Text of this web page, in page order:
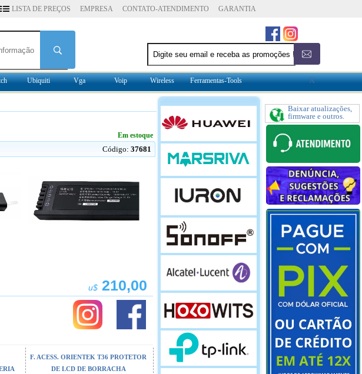
LISTA DE PREÇOS EMPRESA CONTATO-ATENDIMENTO GARANTIA
X
Ubiquiti Vga Voip Wireless Ferramentas-Tools
Em estoque
Código: 37681
u$ 210,00
F. ACESS. ORIENTEK T36 PROTETOR
DE LCD DE BORRACHA
Baixar atualizações,
firmware e outros.